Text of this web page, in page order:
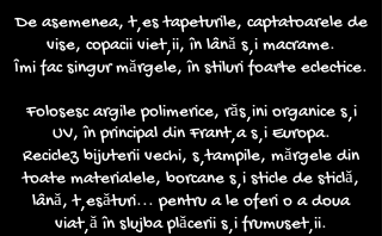
De asemenea, țes tapeturile, captatoarele de
vise, copacii vieții, în lână și macrame.
Îmi fac singur mărgele, în stiluri foarte eclectice.
Folosesc argile polimerice, rășini organice și
UV, în principal din Franța și Europa.
Reciclez bijuterii vechi, ștampile, mărgele din
toate materialele, borcane și sticle de sticlă,
lână, țesături... pentru a le oferi o a doua
viață în slujba plăcerii și frumuseții.